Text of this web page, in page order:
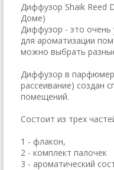
Диффузор Shaik Reed
Доме)
Диффузор - это очень
для ароматизации
можно выбрать
Диффузор в
рассеивание) создан
помещений.
Состоит из трех
1 - флакон,
2 - комплект палочек
3 - ароматический